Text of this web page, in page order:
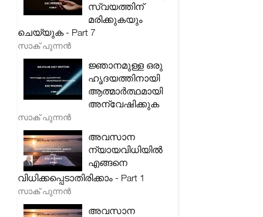
സ്വയത്തിന്
മരിക്കുകയും
ചെയ്യുക - Part 7
സാക് പുന്നൻ
ജ്ഞാനമുള്ള ഒരു
ഹൃദയത്തിനായി
ആത്മാർത്ഥമായി
അന്വേഷിക്കുക
സാക് പുന്നൻ
അവസാന
ന്യായവിധിയിൽ
എങ്ങനെ
വിധിക്കപ്പെടാതിരിക്കാം - Part 1
സാക് പുന്നൻ
അവസാന